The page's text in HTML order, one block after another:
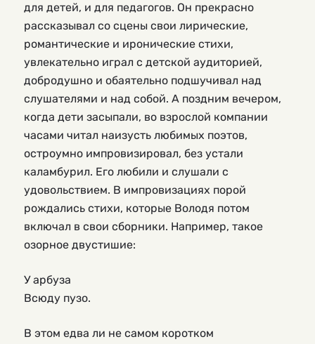
для детей, и для педагогов. Он прекрасно
рассказывал со сцены свои лирические,
романтические и иронические стихи,
увлекательно играл с детской аудиторией,
добродушно и обаятельно подшучивал над
слушателями и над собой. А поздним вечером,
когда дети засыпали, во взрослой компании
часами читал наизусть любимых поэтов,
остроумно импровизировал, без устали
каламбурил. Его любили и слушали с
удовольствием. В импровизациях порой
рождались стихи, которые Володя потом
включал в свои сборники. Например, такое
озорное двустишие:
У арбуза
Всюду пузо.
В этом едва ли не самом коротком